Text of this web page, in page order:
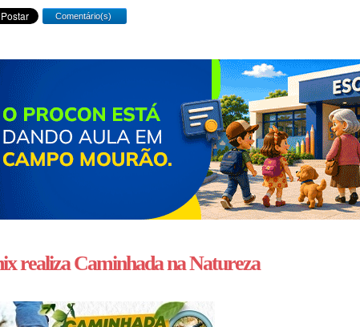
Comentário(s)
realiza Caminhada na Natureza